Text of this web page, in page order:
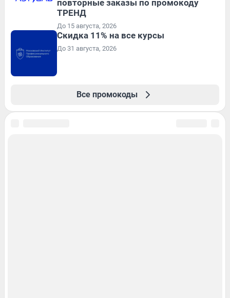
повторные заказы по промокоду
ТРЕНД
До 15 августа, 2026
Скидка 11% на все курсы
До 31 августа, 2026
Все промокоды